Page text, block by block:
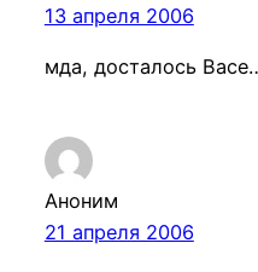
13 апреля 2006
мда, досталось
Аноним
21 апреля 2006